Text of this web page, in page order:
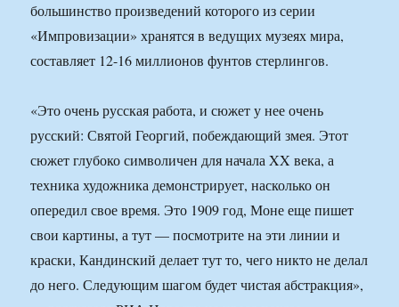
большинство произведений которого из серии
«Импровизации» хранятся в ведущих музеях мира,
составляет 12-16 миллионов фунтов стерлингов.
«Это очень русская работа, и сюжет у нее очень
русский: Святой Георгий, побеждающий змея. Этот
сюжет глубоко символичен для начала XX века, а
техника художника демонстрирует, насколько он
опередил свое время. Это 1909 год, Моне еще пишет
свои картины, а тут — посмотрите на эти линии и
краски, Кандинский делает тут то, чего никто не делал
до него. Следующим шагом будет чистая абстракция»,